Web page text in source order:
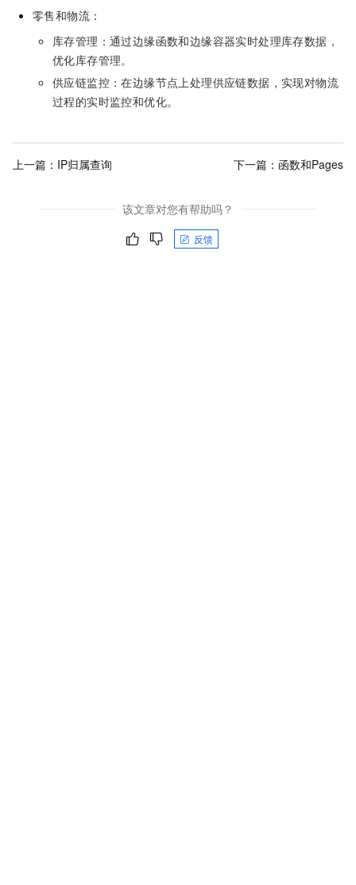
零售和物流：
库存管理：通过边缘函数和边缘容器实时处理库存数据，
优化库存管理。
供应链监控：在边缘节点上处理供应链数据，实现对物流
过程的实时监控和优化。
上一篇： IP归属查询 下一篇： 函数和Pages
该文章对您有帮助吗？
反馈